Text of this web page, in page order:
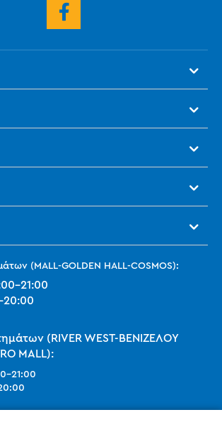
(MALL-GOLDEN HALL-COSMOS):
-21:00
20:00
(RIVER WEST-ΒΕΝΙΖΕΛΟΥ
MALL):
-21:00
(SMART PARK):